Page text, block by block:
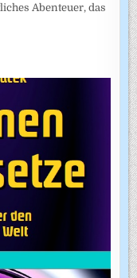
Abenteuer, das